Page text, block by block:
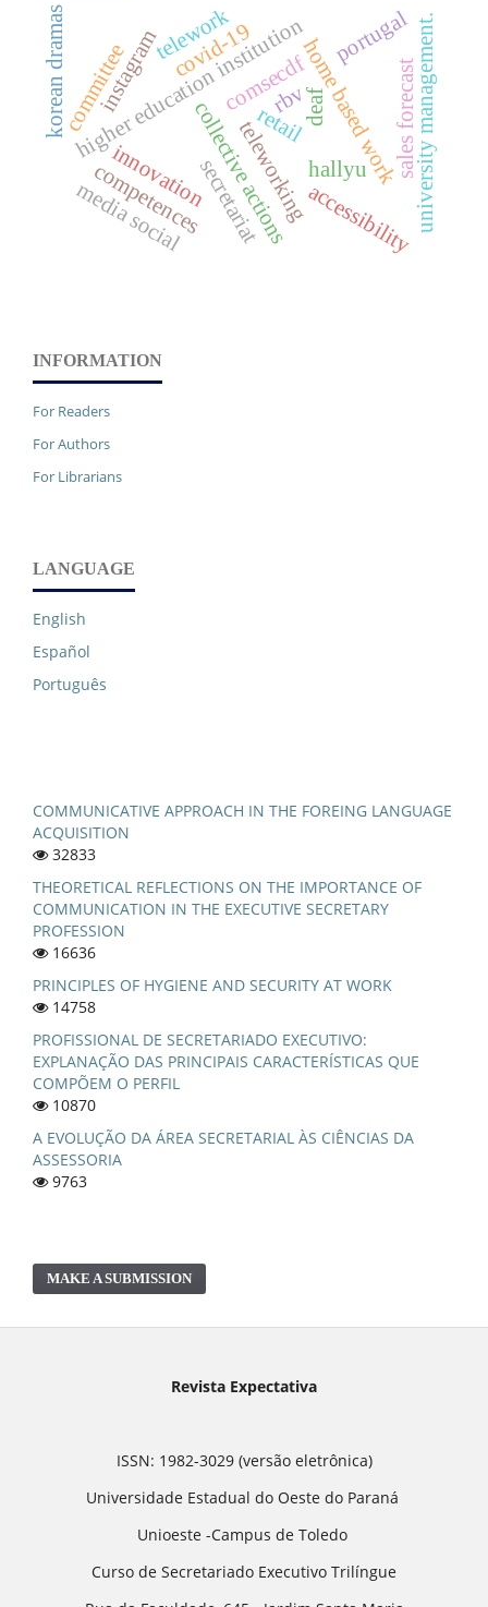
teleworkinghome based work
higher education institution
secretariat
innovationcollective actions
committee comsecdf
competences
covid-19
retail
hallyu
korean dramas deaf
accessibility
instagram rbv
media social university management.
telework portugal
sales forecast
INFORMATION
For Readers
For Authors
For Librarians
LANGUAGE
English
Español
Português
COMMUNICATIVE APPROACH IN THE FOREING LANGUAGE
ACQUISITION
32833
THEORETICAL REFLECTIONS ON THE IMPORTANCE OF
COMMUNICATION IN THE EXECUTIVE SECRETARY
PROFESSION
16636
PRINCIPLES OF HYGIENE AND SECURITY AT WORK
14758
PROFISSIONAL DE SECRETARIADO EXECUTIVO:
EXPLANAÇÃO DAS PRINCIPAIS CARACTERÍSTICAS QUE
COMPÕEM O PERFIL
10870
A EVOLUÇÃO DA ÁREA SECRETARIAL ÀS CIÊNCIAS DA
ASSESSORIA
9763
MAKE A SUBMISSION
Revista Expectativa
ISSN: 1982-3029 (versão eletrônica)
Universidade Estadual do Oeste do Paraná
Unioeste -Campus de Toledo
Curso de Secretariado Executivo Trilíngue